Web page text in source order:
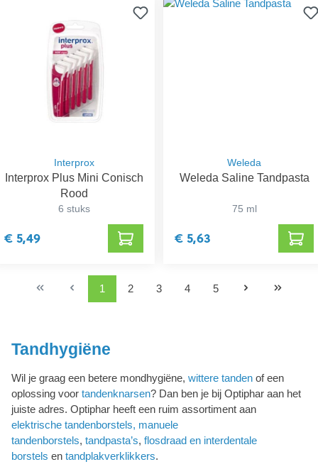
Interprox
Interprox Plus Mini Conisch
Rood
6 stuks
€ 5,49
Weleda
Weleda Saline Tandpasta
75 ml
€ 5,63
1 2 3 4 5
Tandhygiëne
Wil je graag een betere mondhygiëne, wittere tanden of een
oplossing voor tandenknarsen? Dan ben je bij Optiphar aan het
juiste adres. Optiphar heeft een ruim assortiment aan
elektrische tandenborstels, manuele
tandenborstels, tandpasta’s, flosdraad en interdentale
borstels en tandplakverklikkers.